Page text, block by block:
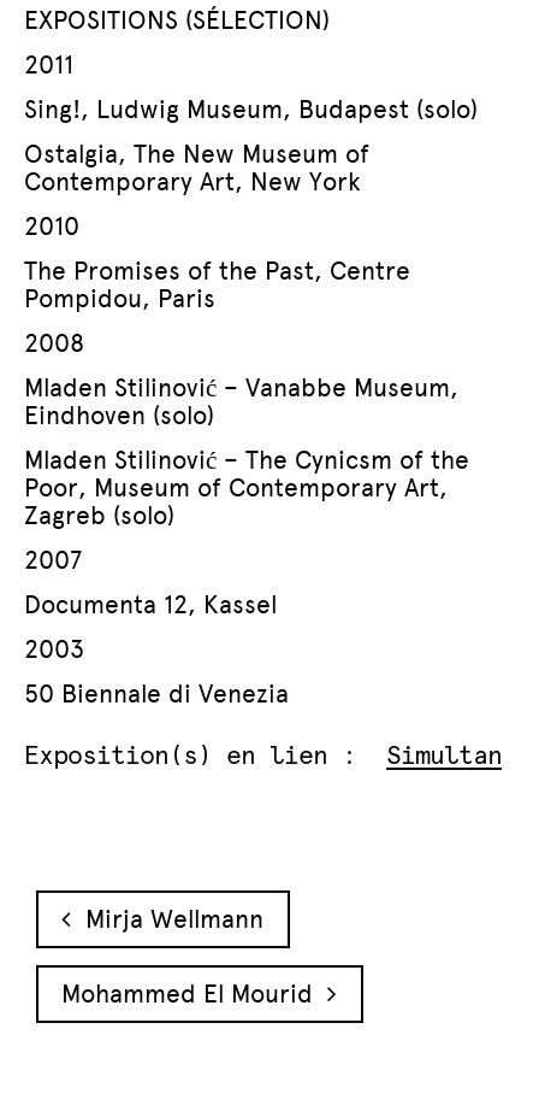
EXPOSITIONS (SÉLECTION)
2011
Sing!, Ludwig Museum, Budapest (solo)
Ostalgia, The New Museum of
Contemporary Art, New York
2010
The Promises of the Past, Centre
Pompidou, Paris
2008
Mladen Stilinović – Vanabbe Museum,
Eindhoven (solo)
Mladen Stilinović – The Cynicsm of the
Poor, Museum of Contemporary Art,
Zagreb (solo)
2007
Documenta 12, Kassel
2003
50 Biennale di Venezia
Exposition(s) en lien : Simultan
Navigation des articles
Mirja Wellmann
Mohammed El Mourid